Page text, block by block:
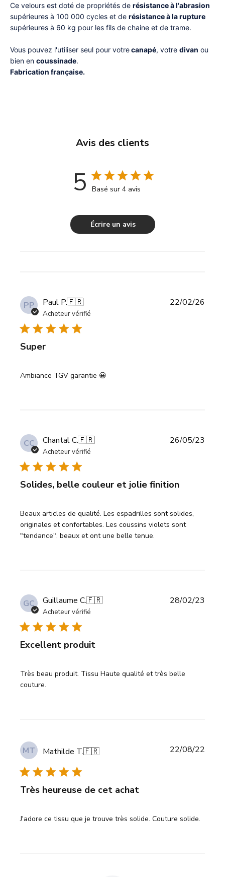
Ce velours est doté de propriétés de résistance à l'abrasion
supérieures à 100 000 cycles et de résistance à la rupture
supérieures à 60 kg pour les fils de chaine et de trame.
Vous pouvez l'utiliser seul pour votrecanapé, votre divan ou
bien en coussinade.
Fabrication française.
Avis des clients
5 Basé sur 4 avis
Écrire un avis
PP Paul P.🇫🇷
Acheteur vérifié
Super
Ambiance TGV garantie 😀
22/02/26
CC Chantal C.🇫🇷
Acheteur vérifié
Solides, belle couleur et jolie finition
Beaux articles de qualité. Les espadrilles sont solides,
originales et confortables. Les coussins violets sont
"tendance", beaux et ont une belle tenue.
26/05/23
GC Guillaume C.🇫🇷
Acheteur vérifié
Excellent produit
Très beau produit. Tissu Haute qualité et très belle
couture.
28/02/23
MT Mathilde T.🇫🇷
Très heureuse de cet achat
J'adore ce tissu que je trouve très solide. Couture solide.
Date
22/08/22